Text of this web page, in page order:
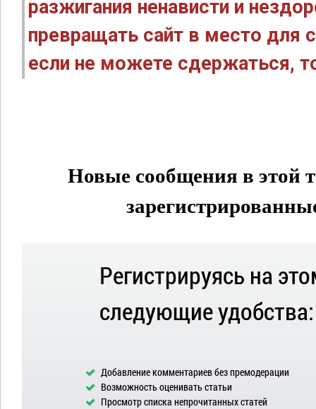
разжигания ненависти и
превращать сайт в место для
если не можете сдержаться,
Новые сообщения в этой
Регистрируясь на
следующие удобства:
Добавление комментариев без премодерации
Возможность оценивать статьи
Просмотр списка непрочитанных статей